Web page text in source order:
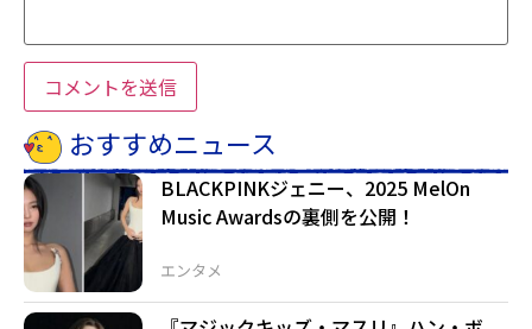
おすすめニュース
エンタメ
BLACKPINKジェニー、2025 MelOn
Music Awardsの裏側を公開！